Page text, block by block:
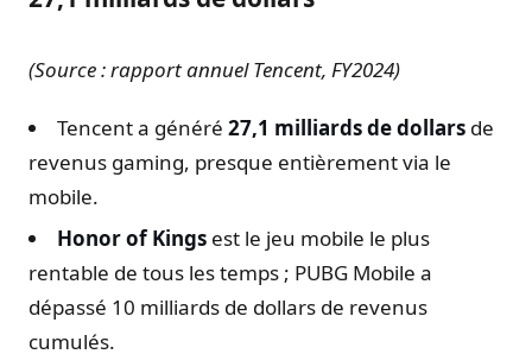
(Source : rapport annuel Tencent, FY2024)
Tencent a généré 27,1 milliards de dollars de
revenus gaming, presque entièrement via le
mobile.
Honor of Kings est le jeu mobile le plus
rentable de tous les temps ; PUBG Mobile a
dépassé 10 milliards de dollars de revenus
cumulés.